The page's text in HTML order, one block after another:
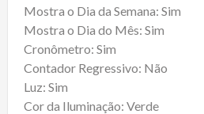
Mostra o Dia da Semana: Sim
Mostra o Dia do Mês: Sim
Cronômetro: Sim
Contador Regressivo: Não
Luz: Sim
Cor da Iluminação: Verde